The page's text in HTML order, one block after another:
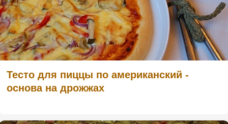
Тесто для пиццы по американский -
основа на дрожжах